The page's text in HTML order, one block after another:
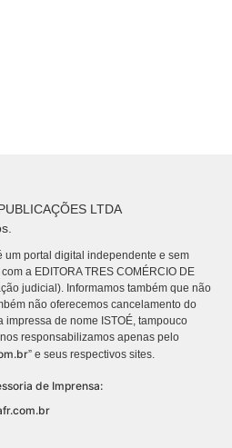
LTDA
um portal digital independente e sem
a EDITORA TRES COMÉRCIO DE
judicial). Informamos também que não
não oferecemos cancelamento do
impressa de nome ISTOÉ, tampouco
responsabilizamos apenas pelo
” e seus respectivos sites.
de Imprensa: